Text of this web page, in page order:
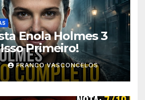
Enola Holmes 3
Primeiro!
FRANCO VASCONCELOS